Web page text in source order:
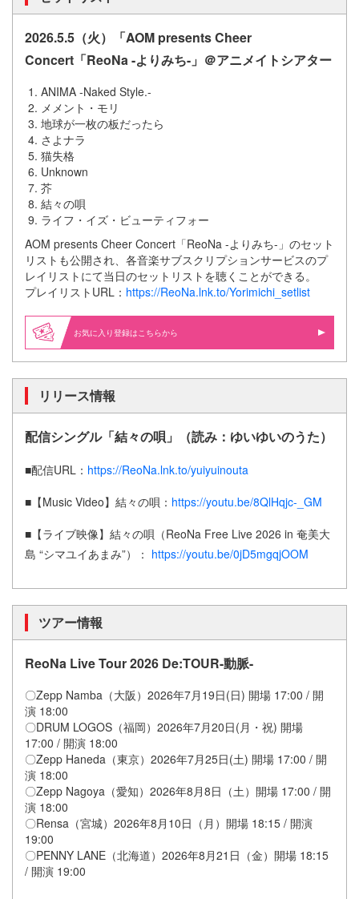
2026.5.5（火）「AOM presents Cheer
Concert「ReoNa -よりみち-」＠アニメイトシアター
ANIMA -Naked Style.-
メメント・モリ
地球が一枚の板だったら
さよナラ
猫失格
Unknown
芥
結々の唄
ライフ・イズ・ビューティフォー
AOM presents Cheer Concert「ReoNa -よりみち-」のセット
リストも公開され、各音楽サブスクリプションサービスのプ
レイリストにて当日のセットリストを聴くことができる。
プレイリストURL： https://ReoNa.lnk.to/Yorimichi_setlist
お気に入り登録はこちらから
リリース情報
配信シングル「結々の唄」（読み：ゆいゆいのうた）
■配信URL： https://ReoNa.lnk.to/yuiyuinouta
■【Music Video】結々の唄： https://youtu.be/8QlHqjc-_GM
■【ライブ映像】結々の唄（ReoNa Free Live 2026 in 奄美大
島 “シマユイあまみ”）： https://youtu.be/0jD5mgqjOOM
ツアー情報
ReoNa Live Tour 2026 De:TOUR-動脈-
〇Zepp Namba（大阪）2026年7月19日(日) 開場 17:00 / 開
演 18:00
〇DRUM LOGOS（福岡）2026年7月20日(月・祝) 開場
17:00 / 開演 18:00
〇Zepp Haneda（東京）2026年7月25日(土) 開場 17:00 / 開
演 18:00
〇Zepp Nagoya（愛知）2026年8月8日（土）開場 17:00 / 開
演 18:00
〇Rensa（宮城）2026年8月10日（月）開場 18:15 / 開演
19:00
〇PENNY LANE（北海道）2026年8月21日（金）開場 18:15
/ 開演 19:00